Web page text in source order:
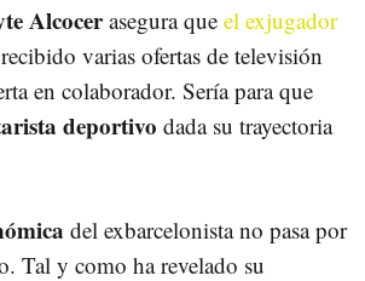
Alcocerasegura que el exjugador
varias ofertas de televisión
en colaborador. Sería para que
deportivo dada su trayectoria
del exbarcelonista no pasa por
Tal y como ha revelado su